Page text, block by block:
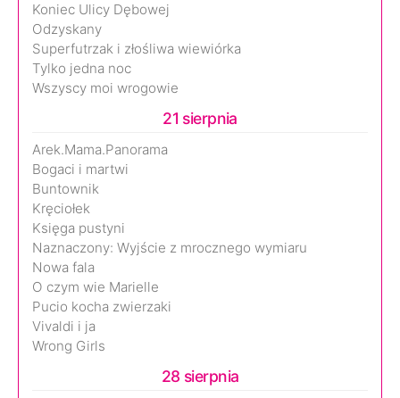
Koniec Ulicy Dębowej
Odzyskany
Superfutrzak i złośliwa wiewiórka
Tylko jedna noc
Wszyscy moi wrogowie
21 sierpnia
Arek.Mama.Panorama
Bogaci i martwi
Buntownik
Kręciołek
Księga pustyni
Naznaczony: Wyjście z mrocznego wymiaru
Nowa fala
O czym wie Marielle
Pucio kocha zwierzaki
Vivaldi i ja
Wrong Girls
28 sierpnia